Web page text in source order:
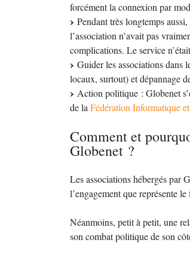
forcément la connexion par
Pendant très longtemps
l’association n’avait pas
complications. Le service
Guider les associations dans
locaux, surtout) et dépannage
Action politique : Globenet
de la Fédération Informatique
Comment et
Globenet ?
Les associations hébergés par
l’engagement que représente
Néanmoins, petit à petit, une
son combat politique de son